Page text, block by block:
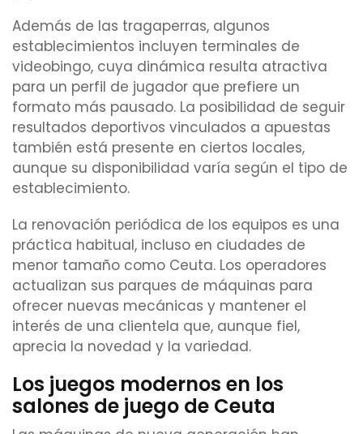
Además de las tragaperras, algunos
establecimientos incluyen terminales de
videobingo, cuya dinámica resulta atractiva
para un perfil de jugador que prefiere un
formato más pausado. La posibilidad de seguir
resultados deportivos vinculados a apuestas
también está presente en ciertos locales,
aunque su disponibilidad varía según el tipo de
establecimiento.
La renovación periódica de los equipos es una
práctica habitual, incluso en ciudades de
menor tamaño como Ceuta. Los operadores
actualizan sus parques de máquinas para
ofrecer nuevas mecánicas y mantener el
interés de una clientela que, aunque fiel,
aprecia la novedad y la variedad.
Los juegos modernos en los
salones de juego de Ceuta